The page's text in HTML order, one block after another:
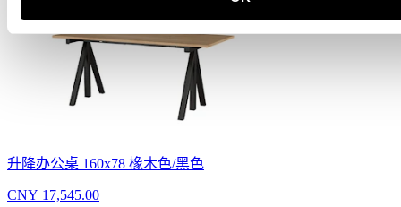
升降办公桌 160x78 橡木色/黑色
CNY 17,545.00